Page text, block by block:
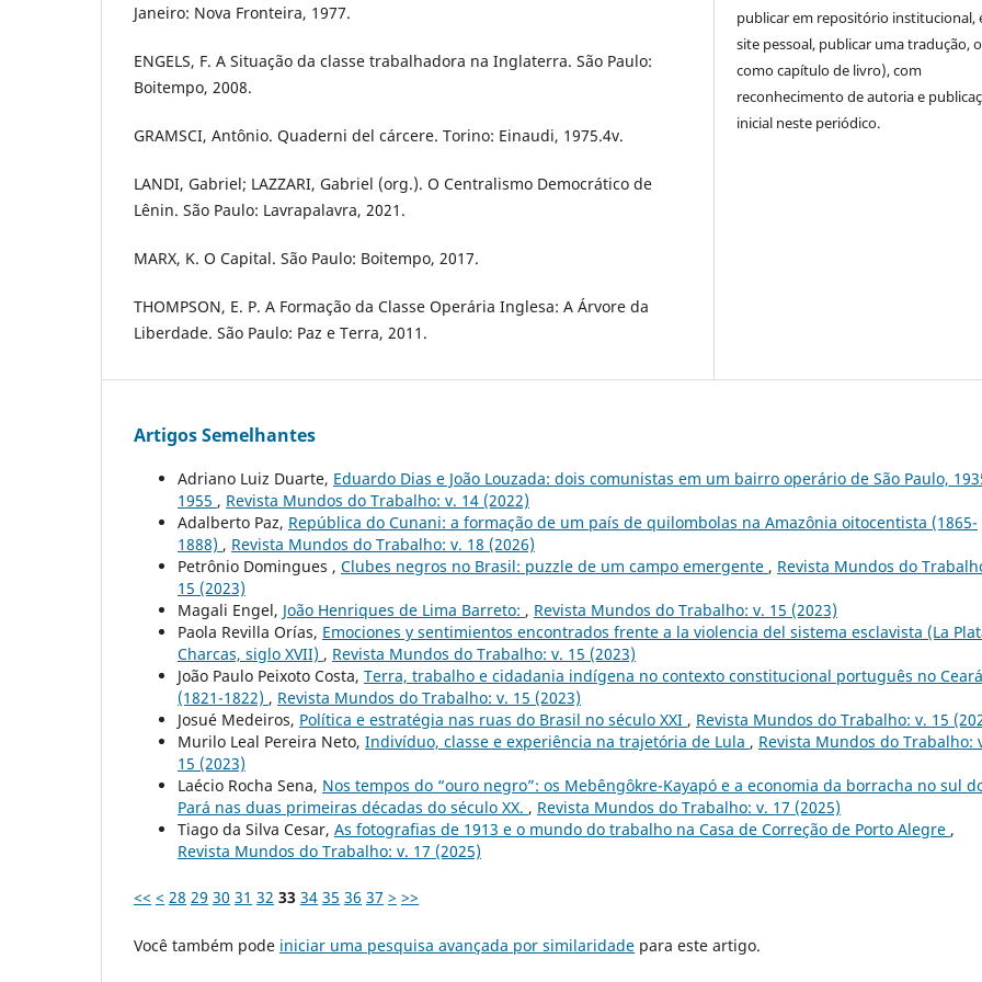
Janeiro: Nova Fronteira, 1977.
ENGELS, F. A Situação da classe trabalhadora na Inglaterra. São Paulo:
Boitempo, 2008.
GRAMSCI, Antônio. Quaderni del cárcere. Torino: Einaudi, 1975.4v.
LANDI, Gabriel; LAZZARI, Gabriel (org.). O Centralismo Democrático de
Lênin. São Paulo: Lavrapalavra, 2021.
MARX, K. O Capital. São Paulo: Boitempo, 2017.
THOMPSON, E. P. A Formação da Classe Operária Inglesa: A Árvore da
Liberdade. São Paulo: Paz e Terra, 2011.
publicar em repositório institucional,
site pessoal, publicar uma tradução,
como capítulo de livro), com
reconhecimento de autoria e
inicial neste periódico.
Artigos Semelhantes
Adriano Luiz Duarte, Eduardo Dias e João Louzada: dois comunistas em um bairro operário de São Paulo,
1955 , Revista Mundos do Trabalho: v. 14 (2022)
Adalberto Paz, República do Cunani: a formação de um país de quilombolas na Amazônia oitocentista (1865-
1888) , Revista Mundos do Trabalho: v. 18 (2026)
Petrônio Domingues , Clubes negros no Brasil: puzzle de um campo emergente , Revista Mundos do
15 (2023)
Magali Engel, João Henriques de Lima Barreto: , Revista Mundos do Trabalho: v. 15 (2023)
Paola Revilla Orías, Emociones y sentimientos encontrados frente a la violencia del sistema esclavista (La
Charcas, siglo XVII) , Revista Mundos do Trabalho: v. 15 (2023)
João Paulo Peixoto Costa, Terra, trabalho e cidadania indígena no contexto constitucional português no Ceará
(1821-1822) , Revista Mundos do Trabalho: v. 15 (2023)
Josué Medeiros, Política e estratégia nas ruas do Brasil no século XXI , Revista Mundos do Trabalho: v. 15
Murilo Leal Pereira Neto, Indivíduo, classe e experiência na trajetória de Lula , Revista Mundos do Trabalho:
15 (2023)
Laécio Rocha Sena, Nos tempos do “ouro negro”: os Mebêngôkre-Kayapó e a economia da borracha no sul
Pará nas duas primeiras décadas do século XX. , Revista Mundos do Trabalho: v. 17 (2025)
Tiago da Silva Cesar, As fotografias de 1913 e o mundo do trabalho na Casa de Correção de Porto Alegre ,
Revista Mundos do Trabalho: v. 17 (2025)
<< < 28 29 30 31 32 33 34 35 36 37 > >>
Você também pode iniciar uma pesquisa avançada por similaridade para este artigo.